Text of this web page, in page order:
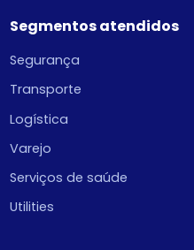
Segmentos atendidos
Segurança
Transporte
Logística
Varejo
Serviços de saúde
Utilities